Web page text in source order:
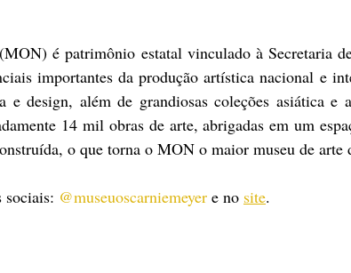
é patrimônio estatal vinculado à Secretaria
importantes da produção artística nacional e
e design, além de grandiosas coleções asiática
14 mil obras de arte, abrigadas em um
o que torna o MON o maior museu de
sociais: @museuoscarniemeyer e no site.